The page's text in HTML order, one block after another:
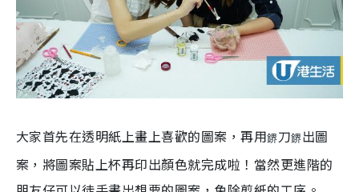
大家首先在透明紙上畫上喜歡的圖案，再用鎅刀鎅出圖
案，將圖案貼上杯再印出顏色就完成啦！當然更進階的